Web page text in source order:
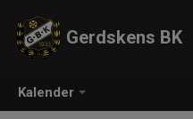
Kalender
Gerdskens BK